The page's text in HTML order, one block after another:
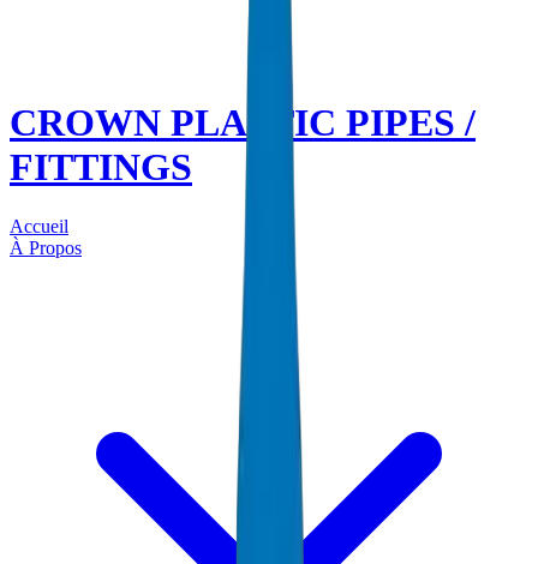
CROWN PLASTIC PIPES /
FITTINGS
Accueil
À Propos